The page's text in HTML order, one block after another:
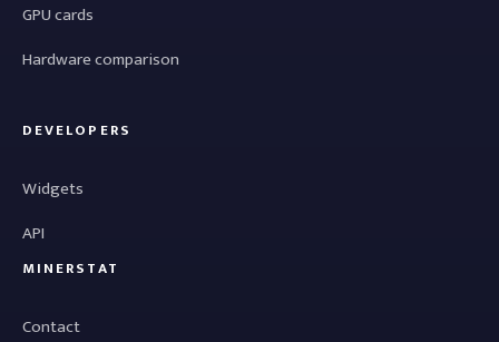
GPU cards
Hardware comparison
DEVELOPERS
Widgets
API
MINERSTAT
Contact